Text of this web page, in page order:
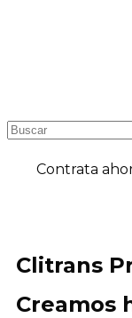
Contrata
Clitrans
Creamos